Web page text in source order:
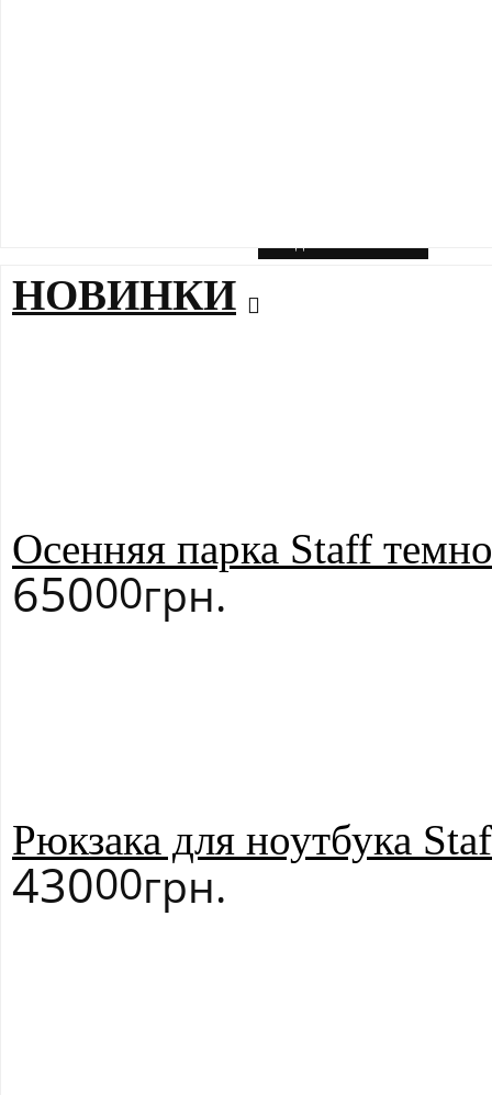
НОВИНКИ
Осенняя парка Staff
65000грн.
Рюкзака для ноутбука
43000грн.